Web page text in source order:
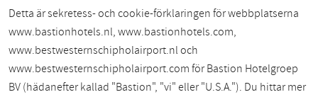
Detta är sekretess- och cookie-förklaringen för webbplatserna
www.bastionhotels.nl, www.bastionhotels.com,
www.bestwesternschipholairport.nl och
www.bestwesternschipholairport.com för Bastion Hotelgroep
BV (hädanefter kallad "Bastion", "vi" eller "U.S.A."). Du hittar mer